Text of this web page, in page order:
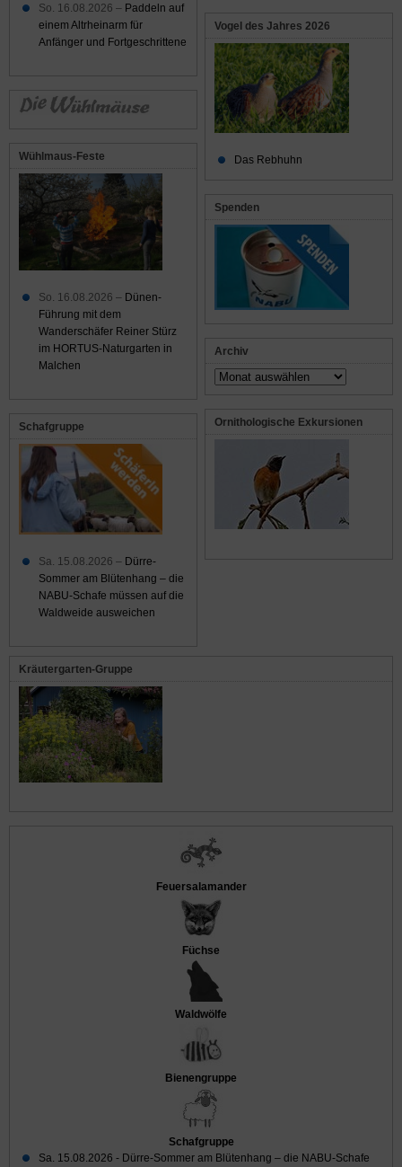
Vogel des Jahres 2026
Das Rebhuhn
Spenden
Archiv
Archiv
Ornithologische Exkursionen
So. 16.08.2026 – Paddeln auf
einem Altrheinarm für
Anfänger und Fortgeschrittene
Wühlmaus-Feste
So. 16.08.2026 – Dünen-
Führung mit dem
Wanderschäfer Reiner Stürz
im HORTUS-Naturgarten in
Malchen
Schafgruppe
Sa. 15.08.2026 – Dürre-
Sommer am Blütenhang – die
NABU-Schafe müssen auf die
Waldweide ausweichen
Kräutergarten-Gruppe
Feuersalamander
Füchse
Waldwölfe
Bienengruppe
Schafgruppe
Sa. 15.08.2026 - Dürre-Sommer am Blütenhang – die NABU-Schafe